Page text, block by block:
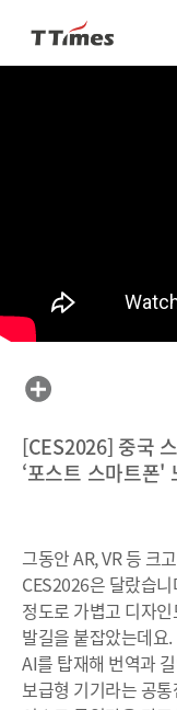
[CES2026] 중국
‘포스트 스마트폰'
그동안 AR, VR 등 크
CES2026은 달랐습
정도로 가볍고 디자
발길을 붙잡았는데요.
AI를 탑재해 번역과
보급형 기기라는 공